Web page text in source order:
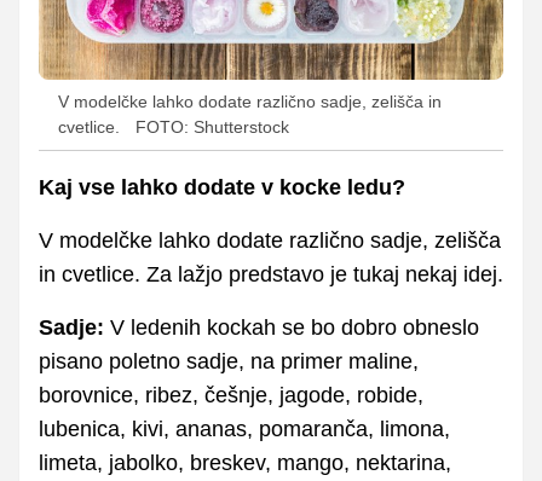
V modelčke lahko dodate različno sadje, zelišča in
cvetlice.
FOTO: Shutterstock
Kaj vse lahko dodate v kocke ledu?
V modelčke lahko dodate različno sadje, zelišča
in cvetlice. Za lažjo predstavo je tukaj nekaj idej.
Sadje: V ledenih kockah se bo dobro obneslo
pisano poletno sadje, na primer maline,
borovnice, ribez, češnje, jagode, robide,
lubenica, kivi, ananas, pomaranča, limona,
limeta, jabolko, breskev, mango, nektarina,